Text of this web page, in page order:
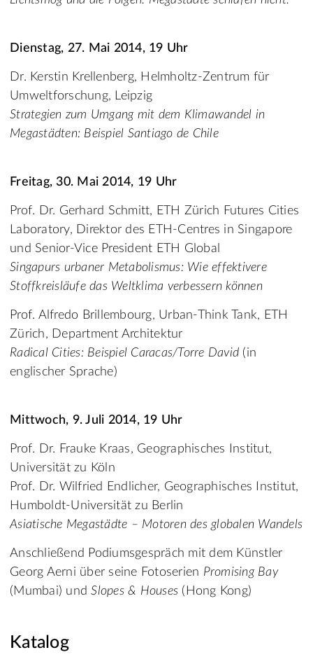
Dienstag, 27. Mai 2014, 19 Uhr
Dr. Kerstin Krellenberg, Helmholtz-Zentrum für
Umweltforschung, Leipzig
Strategien zum Umgang mit dem Klimawandel in
Megastädten: Beispiel Santiago de Chile
Freitag, 30. Mai 2014, 19 Uhr
Prof. Dr. Gerhard Schmitt, ETH Zürich Futures Cities
Laboratory, Direktor des ETH-Centres in Singapore
und Senior-Vice President ETH Global
Singapurs urbaner Metabolismus: Wie effektivere
Stoffkreisläufe das Weltklima verbessern können
Prof. Alfredo Brillembourg, Urban-Think Tank, ETH
Zürich, Department Architektur
Radical Cities: Beispiel Caracas/Torre David (in
englischer Sprache)
Mittwoch, 9. Juli 2014, 19 Uhr
Prof. Dr. Frauke Kraas, Geographisches Institut,
Universität zu Köln
Prof. Dr. Wilfried Endlicher, Geographisches Institut,
Humboldt-Universität zu Berlin
Asiatische Megastädte – Motoren des globalen Wandels
Anschließend Podiumsgespräch mit dem Künstler
Georg Aerni über seine Fotoserien Promising Bay
(Mumbai) undSlopes & Houses (Hong Kong)
Katalog